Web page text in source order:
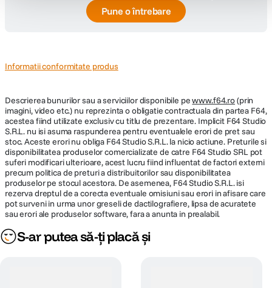
Pune o întrebare
Informatii conformitate produs
Descrierea bunurilor sau a serviciilor disponibile pewww.f64.ro(prin
imagini, video etc.) nu reprezinta o obligatie contractuala din partea F64,
acestea fiind utilizate exclusiv cu titlu de prezentare. Implicit F64 Studio
S.R.L. nu isi asuma raspunderea pentru eventualele erori de pret sau
stoc. Aceste erori nu obliga F64 Studio S.R.L. la nicio actiune. Preturile si
disponibilitatea produselor comercializate de catre F64 Studio SRL pot
suferi modificari ulterioare, acest lucru fiind influentat de factori externi
precum politica de preturi a distribuitorilor sau disponibilitatea
produselor pe stocul acestora. De asemenea, F64 Studio S.R.L. isi
rezerva dreptul de a corecta eventuale omisiuni sau erori in afisare care
pot surveni in urma unor greseli de dactilografiere, lipsa de acuratete
sau erori ale produselor software, fara a anunta in prealabil.
S-ar putea să-ți placă și